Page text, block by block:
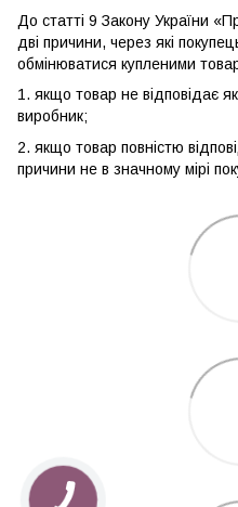
До статті 9 Закону України
дві причини, через які
обмінюватися купленими
1. якщо товар не відповідає
виробник;
2. якщо товар повністю
причини не в значному мірі